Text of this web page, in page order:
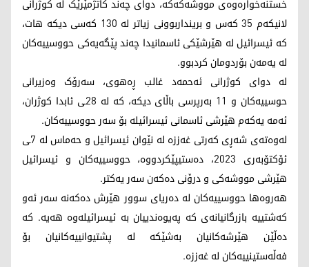
خستنەخوارەوەی مووشەکەکە، دوای چەند کاتژمێرێک لە کوژرانی
لانیکەم 35 کەس و برینداربوونی زیاتر لە 130 کەسی دیکە هات،
کە ئیسرائیل لە هێرشێکی ئاسمانیدا چەند پێگەیەکی حووسییەکان
لە یەمەن بۆردومان کردبوو.
لە دوای کوژرانی ئەحمەد غالب ڕەهوی، سەرۆک وەزیرانی
حوسییەکان و 11 بەرپرسی باڵای دیکە، کە لە 28ـی ئابدا کوژران،
ئەمە یەکەم هێرشی ئاسمانی ئیسرائیلە بۆ سەر حووسییەکان.
لەوەتەی شەڕی کەرتی غەززە لە نێوان ئیسرائیل و حەماس لە 7ـی
ئۆکتۆبەری 2023، دەستیپێکردووە، حووسییەکان و ئیسرائیل
هێرشی مووشەکی و درۆنی دەکەن سەر یەکتر.
هەروەها حووسییەکان لە دەریای سوور هێرش دەکەنە سەر ئەو
کەشتییە بازرگانیانەی کە پەیوەندییان بە ئیسرائیلەوە هەیە. کە
دەڵێن هێرشەکانیان بەشێکە لە پشتیوانییەکانیان بۆ
فەڵەستینییەکان لە غەززە.